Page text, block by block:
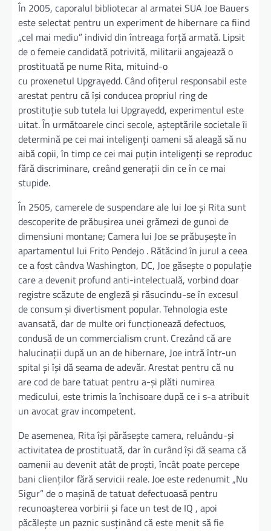
În 2005, caporalul bibliotecar al armatei SUA Joe Bauers
este selectat pentru un experiment de hibernare ca fiind
„cel mai mediu” individ din întreaga forță armată. Lipsit
de o femeie candidată potrivită, militarii angajează o
prostituată pe nume Rita, mituind-o
cu proxenetul Upgrayedd. Când ofițerul responsabil este
arestat pentru că își conducea propriul ring de
prostituție sub tutela lui Upgrayedd, experimentul este
uitat. În următoarele cinci secole, așteptările societale îi
determină pe cei mai inteligenți oameni să aleagă să nu
aibă copii, în timp ce cei mai puțin inteligenți se reproduc
fără discriminare, creând generații din ce în ce mai
stupide.
În 2505, camerele de suspendare ale lui Joe și Rita sunt
descoperite de prăbușirea unei grămezi de gunoi de
dimensiuni montane; Camera lui Joe se prăbușește în
apartamentul lui Frito Pendejo . Rătăcind în jurul a ceea
ce a fost cândva Washington, DC, Joe găsește o populație
care a devenit profund anti-intelectuală, vorbind doar
registre scăzute de engleză și răsucindu-se în excesul
de consum și divertisment popular. Tehnologia este
avansată, dar de multe ori funcționează defectuos,
condusă de un commercialism crunt. Crezând că are
halucinații după un an de hibernare, Joe intră într-un
spital și își dă seama de adevăr. Arestat pentru că nu
are cod de bare tatuat pentru a-și plăti numirea
medicului, este trimis la închisoare după ce i s-a atribuit
un avocat grav incompetent.
De asemenea, Rita își părăsește camera, reluându-și
activitatea de prostituată, dar în curând își dă seama că
oamenii au devenit atât de proști, încât poate percepe
bani clienților fără servicii reale. Joe este redenumit „Nu
Sigur” de o mașină de tatuat defectuoasă pentru
recunoașterea vorbirii și face un test de IQ , apoi
păcălește un paznic susținând că este menit să fie